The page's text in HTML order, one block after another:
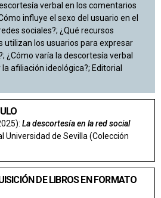
verbal en los comentarios
influye el sexo del usuario en el
sociales?; ¿Qué recursos
utilizan los usuarios para expresar
¿Cómo varía la descortesía verbal
afiliación ideológica?; Editorial
La descortesía en la red social
Universidad de Sevilla (Colección
DE LIBROS EN FORMATO